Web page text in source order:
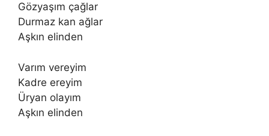
Gözyaşım çağlar
Durmaz kan ağlar
Aşkın elinden
Varım vereyim
Kadre ereyim
Üryan olayım
Aşkın elinden